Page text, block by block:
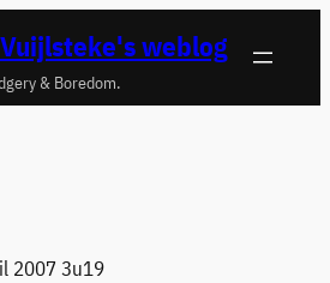
weblog
& Boredom.
2007 3u19